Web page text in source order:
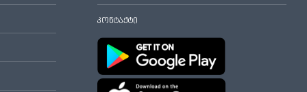
კონტაქტი